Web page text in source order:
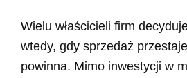
Wielu właścicieli firm
wtedy, gdy sprzedaż
powinna. Mimo inwestycji w